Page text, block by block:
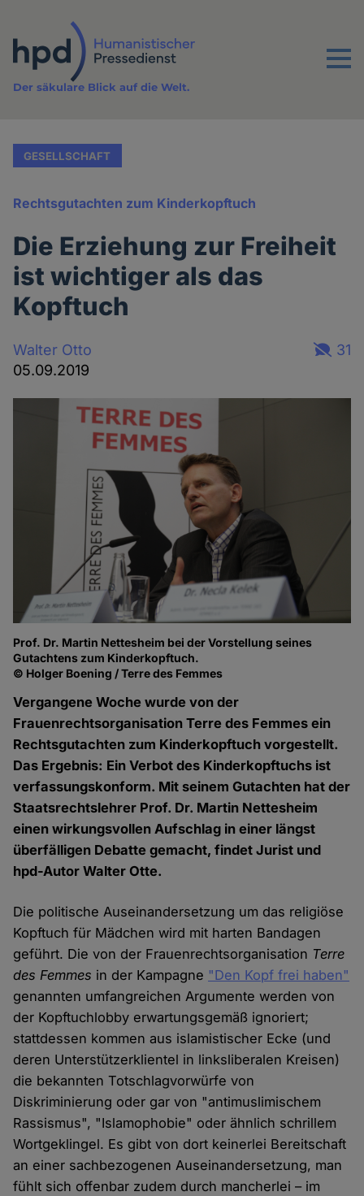
Inhalt
Menu
Der säkulare Blick auf die Welt.
GESELLSCHAFT
Rechtsgutachten zum Kinderkopftuch
Die Erziehung zur Freiheit
ist wichtiger als das
Kopftuch
Walter Otto
05.09.2019
31
Prof. Dr. Martin Nettesheim bei der Vorstellung seines
Gutachtens zum Kinderkopftuch.
© Holger Boening / Terre des Femmes
Vergangene Woche wurde von der
Frauenrechtsorganisation Terre des Femmes ein
Rechtsgutachten zum Kinderkopftuch vorgestellt.
Das Ergebnis: Ein Verbot des Kinderkopftuchs ist
verfassungskonform. Mit seinem Gutachten hat der
Staatsrechtslehrer Prof. Dr. Martin Nettesheim
einen wirkungsvollen Aufschlag in einer längst
überfälligen Debatte gemacht, findet Jurist und
hpd-Autor Walter Otte.
Die politische Auseinandersetzung um das religiöse
Kopftuch für Mädchen wird mit harten Bandagen
geführt. Die von der Frauenrechtsorganisation Terre
des Femmes in der Kampagne "Den Kopf frei haben"
genannten umfangreichen Argumente werden von
der Kopftuchlobby erwartungsgemäß ignoriert;
stattdessen kommen aus islamistischer Ecke (und
deren Unterstützerklientel in linksliberalen Kreisen)
die bekannten Totschlagvorwürfe von
Diskriminierung oder gar von "antimuslimischem
Rassismus", "Islamophobie" oder ähnlich schrillem
Wortgeklingel. Es gibt von dort keinerlei Bereitschaft
an einer sachbezogenen Auseinandersetzung, man
fühlt sich offenbar zudem durch mancherlei – im